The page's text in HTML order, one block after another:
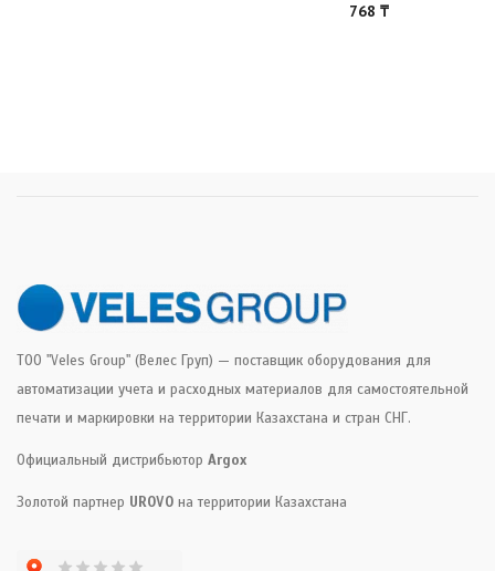
768 ₸
ТОО "Veles Group" (Велес Груп) — поставщик оборудования для
автоматизации учета и расходных материалов для самостоятельной
печати и маркировки на территории Казахстана и стран СНГ.
Официальный дистрибьютор Argox
Золотой партнер UROVO на территории Казахстана